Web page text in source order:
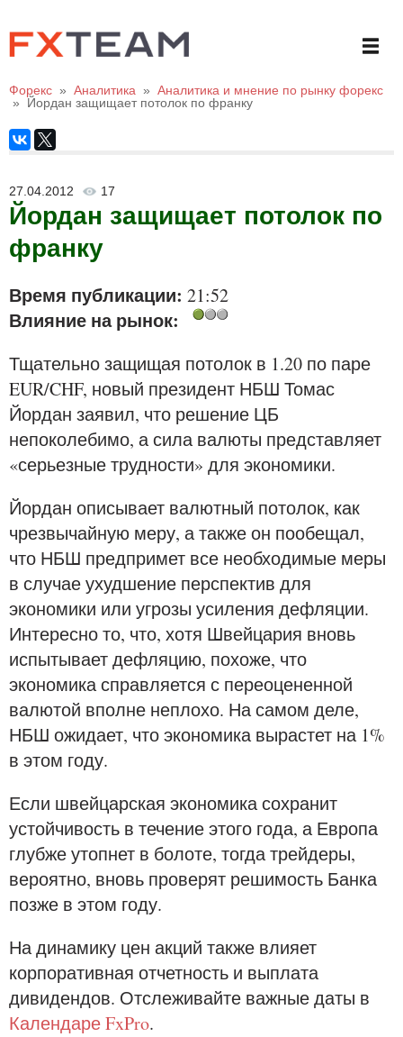
Форекс » Аналитика » Аналитика и мнение по рынку форекс
»
Йордан защищает потолок по франку
27.04.2012 17
Йордан защищает потолок по
франку
Время публикации: 21:52
Влияние на рынок:
Тщательно защищая потолок в 1.20 по паре
EUR/CHF, новый президент НБШ Томас
Йордан заявил, что решение ЦБ
непоколебимо, а сила валюты представляет
«серьезные трудности» для экономики.
Йордан описывает валютный потолок, как
чрезвычайную меру, а также он пообещал,
что НБШ предпримет все необходимые меры
в случае ухудшение перспектив для
экономики или угрозы усиления дефляции.
Интересно то, что, хотя Швейцария вновь
испытывает дефляцию, похоже, что
экономика справляется с переоцененной
валютой вполне неплохо. На самом деле,
НБШ ожидает, что экономика вырастет на 1%
в этом году.
Если швейцарская экономика сохранит
устойчивость в течение этого года, а Европа
глубже утопнет в болоте, тогда трейдеры,
вероятно, вновь проверят решимость Банка
позже в этом году.
На динамику цен акций также влияет
корпоративная отчетность и выплата
дивидендов. Отслеживайте важные даты в
Календаре FxPro.